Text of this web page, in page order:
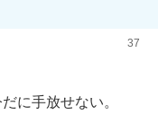
37
に手放せない。